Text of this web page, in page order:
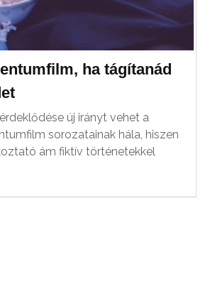
ha tágítanád
új irányt vehet a
sorozatainak hála, hiszen
ám fiktív történetekkel